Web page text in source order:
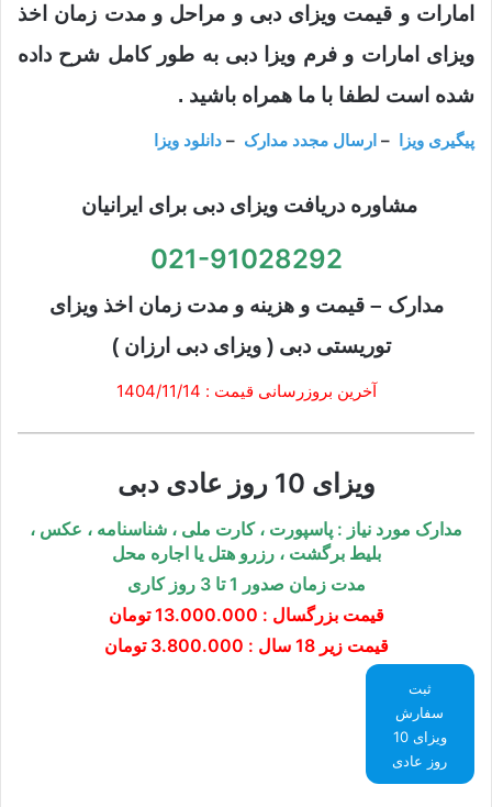
امارات و قیمت ویزای دبی و مراحل و مدت زمان اخذ
ویزای امارات و فرم ویزا دبی به طور کامل شرح داده
شده است لطفا با ما همراه باشید .
پیگیری ویزا – ارسال مجدد مدارک – دانلود ویزا
مشاوره دریافت ویزای دبی برای ایرانیان
021-91028292
مدارک – قیمت و هزینه و مدت زمان اخذ ویزای
توریستی دبی ( ویزای دبی ارزان )
آخرین بروزرسانی قیمت : 1404/11/14
ویزای 10 روز عادی دبی
مدارک مورد نیاز : پاسپورت ، کارت ملی ، شناسنامه ، عکس ،
بلیط برگشت ، رزرو هتل یا اجاره محل
مدت زمان صدور 1 تا 3 روز کاری
قیمت بزرگسال :
قیمت زیر 18 سال : 3.800.000 تومان
ثبت
سفارش
ویزای 10
روز عادی